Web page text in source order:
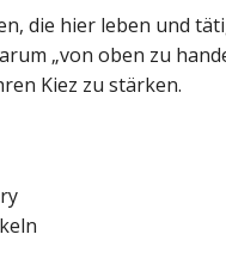
die hier leben und
„von oben zu
Kiez zu stärken.